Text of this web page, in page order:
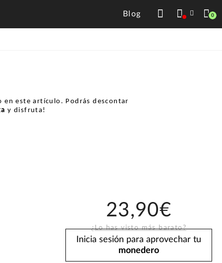
Blog 0
en este artículo. Podrás descontar
y disfruta!
23,90€
¿Lo has visto más barato?
Inicia sesión para aprovechar tu
monedero